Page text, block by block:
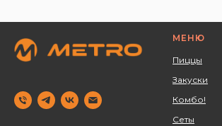
МЕНЮ
Пиццы
Закуски
Комбо!
Сеты